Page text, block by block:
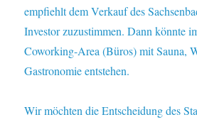
empfiehlt dem Verkauf des
Investor zuzustimmen. Dann könnte
Coworking-Area (Büros) mit Sauna,
Gastronomie entstehen.
Wir möchten die Entscheidung des